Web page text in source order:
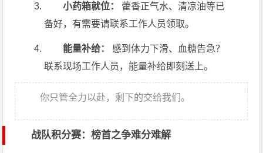
小药箱就位：
藿香正气水、清凉油等已
备好，有需要请联系工作人员领取。
能量补给：
感到体力下滑、血糖告急？
联系现场工作人员，能量补给即刻送上。
你只管全力以赴，剩下的交给我们。
战队积分赛：榜首之争难分难解